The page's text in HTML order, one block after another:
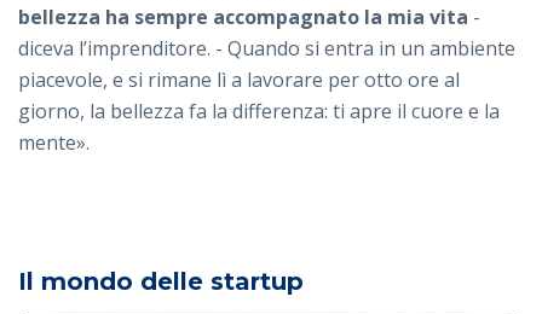
bellezza ha sempre accompagnato la mia vita -
diceva l’imprenditore. - Quando si entra in un ambiente
piacevole, e si rimane lì a lavorare per otto ore al
giorno, la bellezza fa la differenza: ti apre il cuore e la
mente».
Il mondo delle startup